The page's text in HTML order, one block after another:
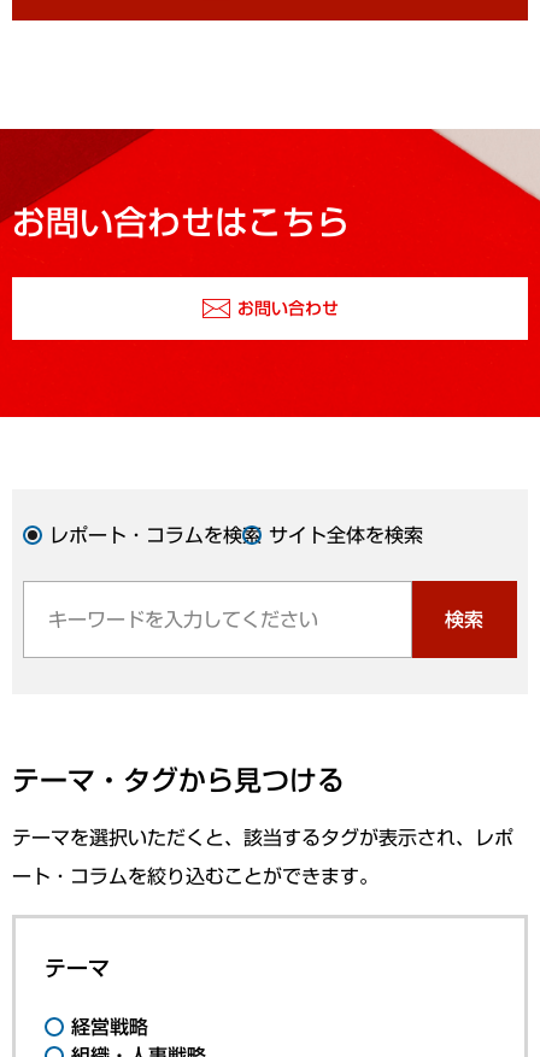
お問い合わせはこちら
お問い合わせ
レポート・コラムを検索 サイト全体を検索
検索
テーマ・タグから見つける
テーマを選択いただくと、該当するタグが表示され、レポ
ート・コラムを絞り込むことができます。
テーマ
経営戦略